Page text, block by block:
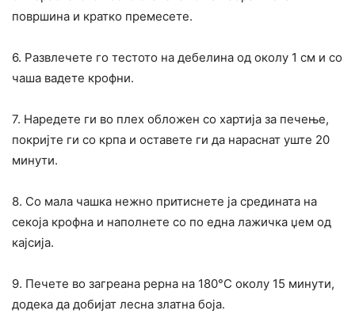
површина и кратко премесете.
6. Развлечете го тестото на дебелина од околу 1 см и со
чаша вадете крофни.
7. Наредете ги во плех обложен со хартија за печење,
покријте ги со крпа и оставете ги да нараснат уште 20
минути.
8. Со мала чашка нежно притиснете ја средината на
секоја крофна и наполнете со по една лажичка џем од
кајсија.
9. Печете во загреана рерна на 180°C околу 15 минути,
додека да добијат лесна златна боја.